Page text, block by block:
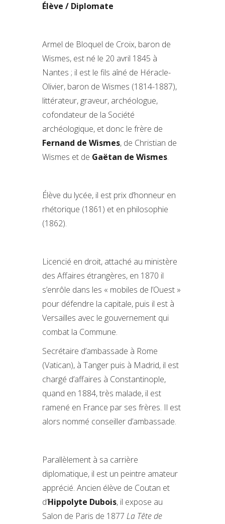
Élève / Diplomate
Armel de Bloquel de Croix, baron de
Wismes, est né le 20 avril 1845 à
Nantes ; il est le fils aîné de Héracle-
Olivier, baron de Wismes (1814-1887),
littérateur, graveur, archéologue,
cofondateur de la Société
archéologique, et donc le frère de
Fernand de Wismes, de Christian de
Wismes et de Gaëtan de Wismes.
Élève du lycée, il est prix d’honneur en
rhétorique (1861) et en philosophie
(1862).
Licencié en droit, attaché au ministère
des Affaires étrangères, en 1870 il
s’enrôle dans les « mobiles de l’Ouest »
pour défendre la capitale, puis il est à
Versailles avec le gouvernement qui
combat la Commune.
Secrétaire d’ambassade à Rome
(Vatican), à Tanger puis à Madrid, il est
chargé d’affaires à Constantinople,
quand en 1884, très malade, il est
ramené en France par ses frères. Il est
alors nommé conseiller d’ambassade.
Parallèlement à sa carrière
diplomatique, il est un peintre amateur
apprécié. Ancien élève de Coutan et
d’Hippolyte Dubois, il expose au
Salon de Paris de 1877 La Tête de